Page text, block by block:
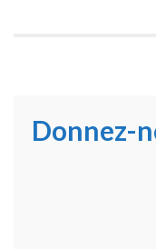
Donnez-